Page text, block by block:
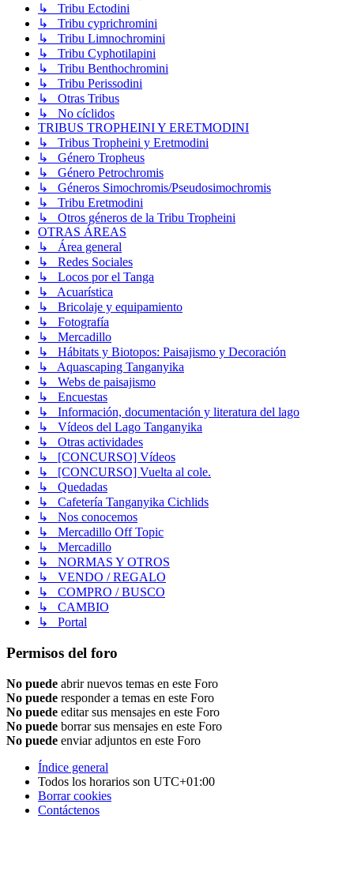
↳ Tribu Ectodini
↳ Tribu cyprichromini
↳ Tribu Limnochromini
↳ Tribu Cyphotilapini
↳ Tribu Benthochromini
↳ Tribu Perissodini
↳ Otras Tribus
↳ No cíclidos
TRIBUS TROPHEINI Y ERETMODINI
↳ Tribus Tropheini y Eretmodini
↳ Género Tropheus
↳ Género Petrochromis
↳ Géneros Simochromis/Pseudosimochromis
↳ Tribu Eretmodini
↳ Otros géneros de la Tribu Tropheini
OTRAS ÁREAS
↳ Área general
↳ Redes Sociales
↳ Locos por el Tanga
↳ Acuarística
↳ Bricolaje y equipamiento
↳ Fotografía
↳ Mercadillo
↳ Hábitats y Biotopos: Paisajismo y Decoración
↳ Aquascaping Tanganyika
↳ Webs de paisajismo
↳ Encuestas
↳ Información, documentación y literatura del lago
↳ Vídeos del Lago Tanganyika
↳ Otras actividades
↳ [CONCURSO] Vídeos
↳ [CONCURSO] Vuelta al cole.
↳ Quedadas
↳ Cafetería Tanganyika Cichlids
↳ Nos conocemos
↳ Mercadillo Off Topic
↳ Mercadillo
↳ NORMAS Y OTROS
↳ VENDO / REGALO
↳ COMPRO / BUSCO
↳ CAMBIO
↳ Portal
Permisos del foro
No puede abrir nuevos temas en este Foro
No puede responder a temas en este Foro
No puede editar sus mensajes en este Foro
No puede borrar sus mensajes en este Foro
No puede enviar adjuntos en este Foro
Índice general
Todos los horarios son UTC+01:00
Borrar cookies
Contáctenos